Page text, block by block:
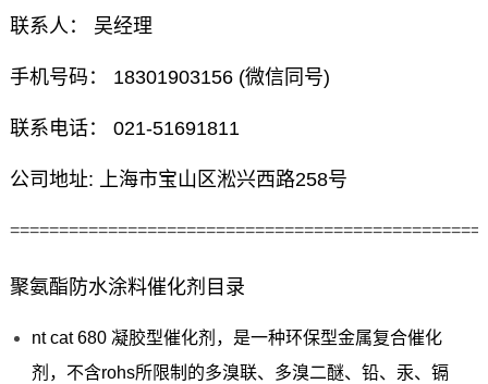
联系人： 吴经理
手机号码： 18301903156 (微信同号)
联系电话： 021-51691811
公司地址: 上海市宝山区淞兴西路258号
聚氨酯防水涂料催化剂目录
nt cat 680 凝胶型催化剂，是一种环保型金属复合催化
剂，不含rohs所限制的多溴联、多溴二醚、铅、汞、镉